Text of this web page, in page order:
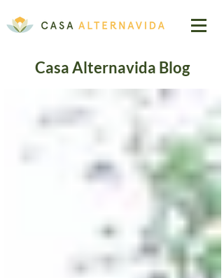
Casa Alternavida Blog